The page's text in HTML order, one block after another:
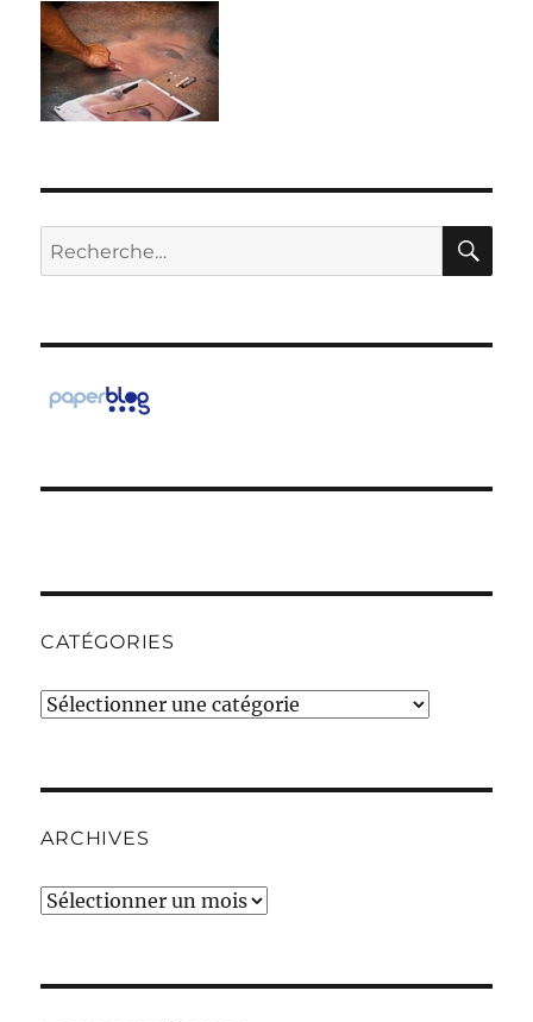
Recherche
pour :
CATÉGORIES
Catégories
ARCHIVES
Archives